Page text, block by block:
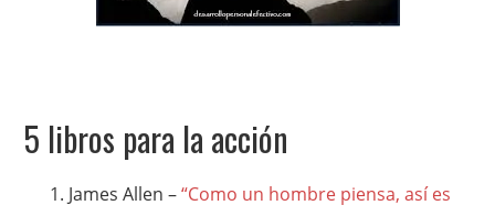
5 libros para la acción
James Allen –“Como un hombre piensa, así es